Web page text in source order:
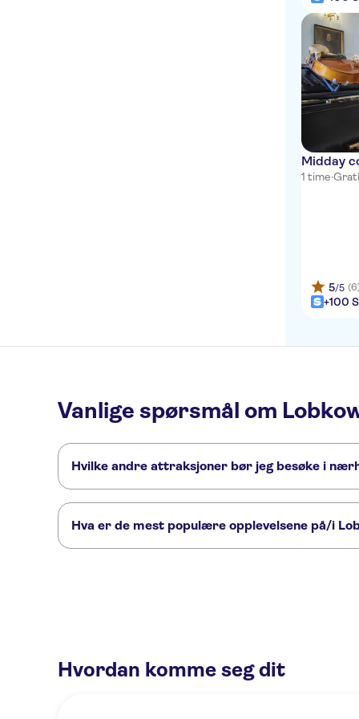
Midday
1 time·
5/5
+100
Vanlige spørsmål om
Hvilke andre attraksjoner bør jeg besøke i
Vltava River Prague Castle Charles Bridge Old Town
Hva er de mest populære opplevelsene på/i
Hvordan komme seg dit